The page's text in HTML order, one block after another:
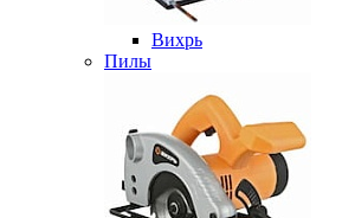
Вихрь
Пилы